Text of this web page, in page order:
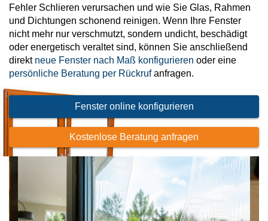
Stahlfenster
Verglasung
Tür- und Fensterbeschläge
Fensterdichtungen
Folienfächer / Farbmuster
Insektenschutz
Sprossenfenster
Brandschutzfenster
Fensterfarben
Smart-Home Lösungen
Fehler Schlieren verursachen und wie Sie Glas, Rahmen
und Dichtungen schonend reinigen. Wenn Ihre Fenster
nicht mehr nur verschmutzt, sondern undicht, beschädigt
oder energetisch veraltet sind, können Sie anschließend
direkt neue Fenster nach Maß konfigurieren oder eine
persönliche Beratung per Rückrufanfragen.
Fenster online konfigurieren
Kostenlose Beratung anfragen